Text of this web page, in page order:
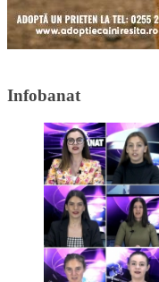
Infobanat